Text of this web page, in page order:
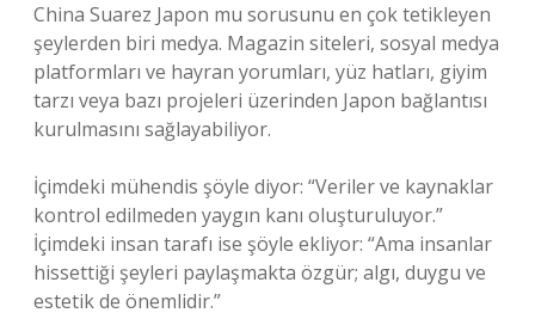
China Suarez Japon mu sorusunu en çok tetikleyen
şeylerden biri medya. Magazin siteleri, sosyal medya
platformları ve hayran yorumları, yüz hatları, giyim
tarzı veya bazı projeleri üzerinden Japon bağlantısı
kurulmasını sağlayabiliyor.
İçimdeki mühendis şöyle diyor: “Veriler ve kaynaklar
kontrol edilmeden yaygın kanı oluşturuluyor.”
İçimdeki insan tarafı ise şöyle ekliyor: “Ama insanlar
hissettiği şeyleri paylaşmakta özgür; algı, duygu ve
estetik de önemlidir.”